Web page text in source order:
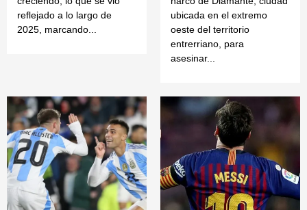
reflejado a lo largo de
2025, marcando...
ubicada en el extremo
oeste del territorio
entrerriano, para
asesinar...